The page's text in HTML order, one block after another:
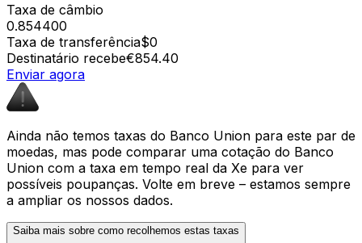
Taxa de câmbio
0.854400
Taxa de transferência$0
Destinatário recebe€854.40
Enviar agora
Ainda não temos taxas do Banco Union para este par de
moedas, mas pode comparar uma cotação do Banco
Union com a taxa em tempo real da Xe para ver
possíveis poupanças. Volte em breve – estamos sempre
a ampliar os nossos dados.
Saiba mais sobre como recolhemos estas taxas